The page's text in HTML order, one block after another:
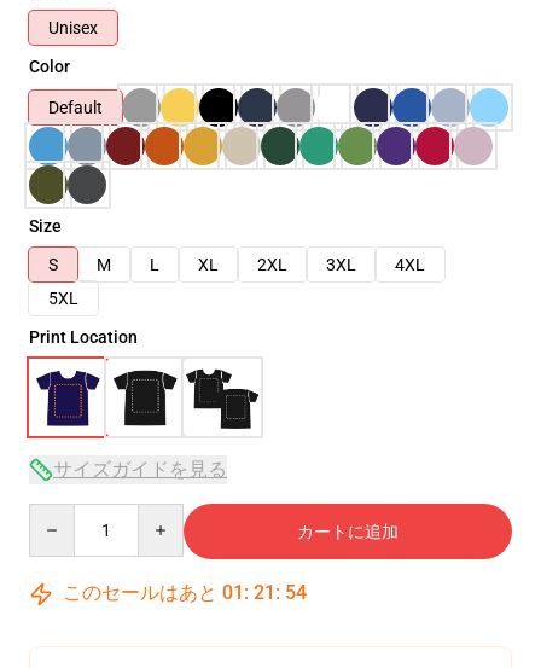
Unisex
Color
Default
Size
S
M L XL 2XL 3XL
4XL
5XL
Print Location
サイズガイドを見る
カートに追加
このセールはあと 01 : 21 : 54